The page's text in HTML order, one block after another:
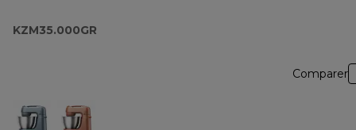
KZM35.000GR
Comparer